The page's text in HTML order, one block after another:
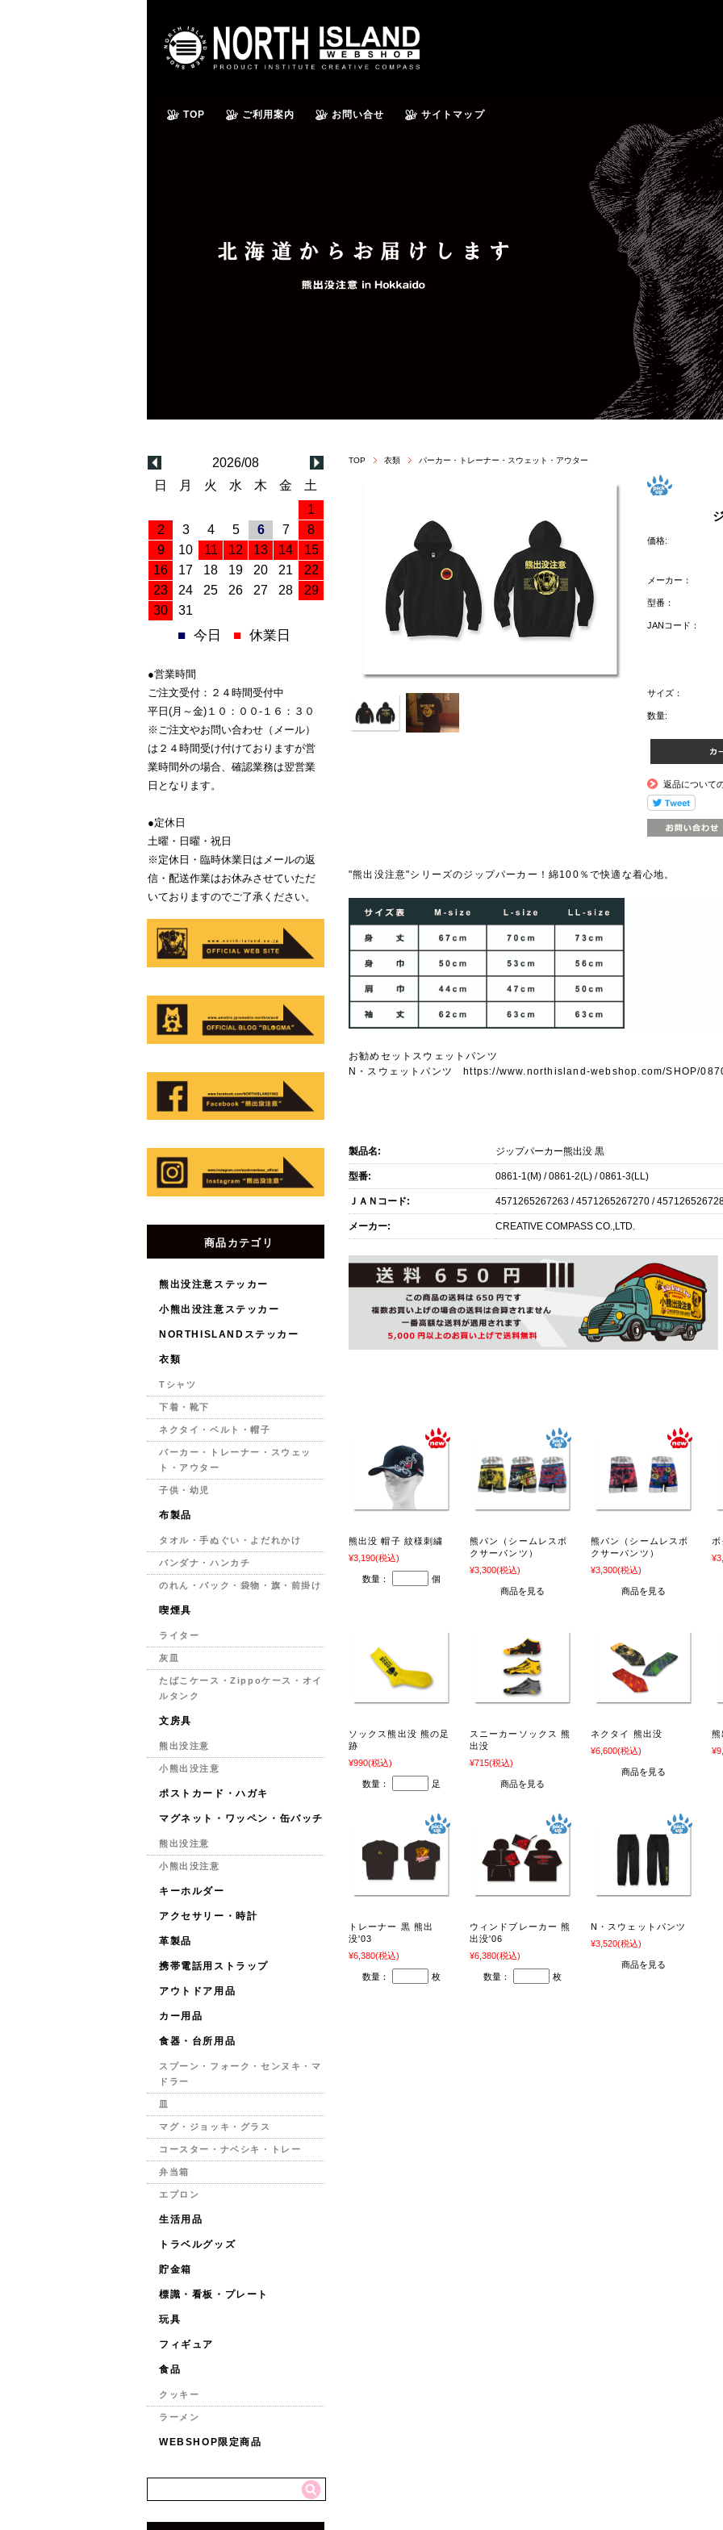
TOP ご利用案内 お問い合せ サイトマップ
TOP 衣類 パーカー・トレーナー・スウェット・アウター
価格:
メーカー：
型番：
JANコード：
サイズ：
数量:
返品について
"熊出没注意"シリーズのジップパーカー！綿100％で快適な着心地。
お勧めセットスウェットパンツ
N・スウェットパンツ https://www.northisland-webshop.com/SHOP/
製品名: ジップパーカー熊出没 黒
型番: 0861-1(M) / 0861-2(L) / 0861-3(LL)
ＪＡＮコード: 4571265267263 / 4571265267270 /
メーカー: CREATIVE COMPASS CO.,LTD.
熊出没 帽子 紋様刺繍
¥3,190(税込)
数量： 個
熊パン（シームレスボ
クサーパンツ）
¥3,300(税込)
商品を見る
熊パン（シームレスボ
クサーパンツ）
¥3,300(税込)
商品を見る
ソックス熊出没 熊の足
跡
¥990(税込)
数量： 足
スニーカーソックス 熊
出没
¥715(税込)
商品を見る
ネクタイ 熊出没
¥6,600(税込)
商品を見る
熊
トレーナー 黒 熊出
没'03
¥6,380(税込)
数量： 枚
ウィンドブレーカー 熊
出没'06
¥6,380(税込)
数量： 枚
N・スウェットパンツ
¥3,520(税込)
商品を見る
2026/08
日
月 火 水 木 金
土
1
2
3 4 5 6 7
8
9
10 11 12 13 14
15
16
17 18 19 20 21
22
23
24 25 26 27 28
29
30
31
■ 今日 ■ 休業日
●営業時間
ご注文受付：２４時間受付中
平日(月～金)１０：００-１６：３０
※ご注文やお問い合わせ（メール）
は２４時間受け付けておりますが営
業時間外の場合、確認業務は翌営業
日となります。
●定休日
土曜・日曜・祝日
※定休日・臨時休業日はメールの返
信・配送作業はお休みさせていただ
いておりますのでご了承ください。
商品カテゴリ
熊出没注意ステッカー
小熊出没注意ステッカー
NORTHISLANDステッカー
衣類
Tシャツ
下着・靴下
ネクタイ・ベルト・帽子
パーカー・トレーナー・スウェッ
ト・アウター
子供・幼児
布製品
タオル・手ぬぐい・よだれかけ
バンダナ・ハンカチ
のれん・バック・袋物・旗・前掛け
喫煙具
ライター
灰皿
たばこケース・Zippoケース・オイ
ルタンク
文房具
熊出没注意
小熊出没注意
ポストカード・ハガキ
マグネット・ワッペン・缶バッチ
熊出没注意
小熊出没注意
キーホルダー
アクセサリー・時計
革製品
携帯電話用ストラップ
アウトドア用品
カー用品
食器・台所用品
スプーン・フォーク・センヌキ・マ
ドラー
マグ・ジョッキ・グラス
コースター・ナベシキ・トレー
弁当箱
エプロン
生活用品
トラベルグッズ
貯金箱
標識・看板・プレート
玩具
フィギュア
食品
クッキー
ラーメン
WEBSHOP限定商品